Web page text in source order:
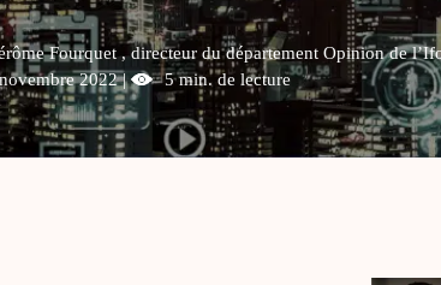
Fourquet , directeur du département Opinion de
2022 |
5 min. de lecture